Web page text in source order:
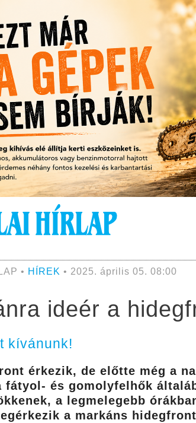
• HÍREK • 2025. április 05. 08:00
ideér a
kívánunk!
érkezik, de előtte még a
fátyol- és gomolyfelhők
a legmelegebb
a markáns